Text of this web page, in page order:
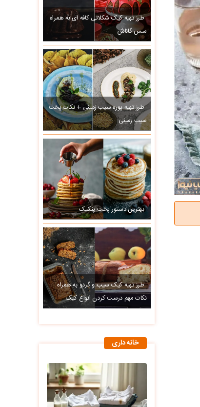
طرز تهیه کیک شکلاتی کافه ای به همراه
سس گاناش
طرز تهیه پوره سیب زمینی + نکات پخت
سیب زمینی
بهترین دستور پخت پنکیک
طرز تهیه کیک سیب و گردو به همراه
نکات مهم درست کردن انواع کیک
خانه داری